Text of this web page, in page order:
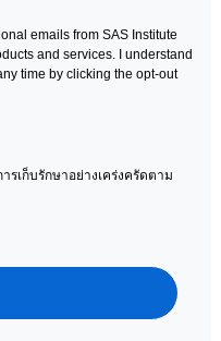
emails from SAS Institute
and services. I understand
time by clicking the opt-out
เก็บรักษาอย่างเคร่งครัดตาม